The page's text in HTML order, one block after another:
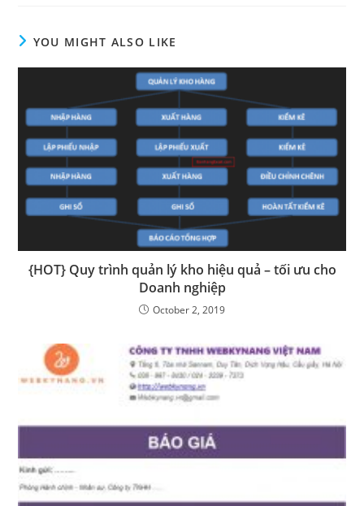
YOU MIGHT ALSO LIKE
{HOT} Quy trình quản lý kho hiệu quả – tối ưu cho
Doanh nghiệp
October 2, 2019